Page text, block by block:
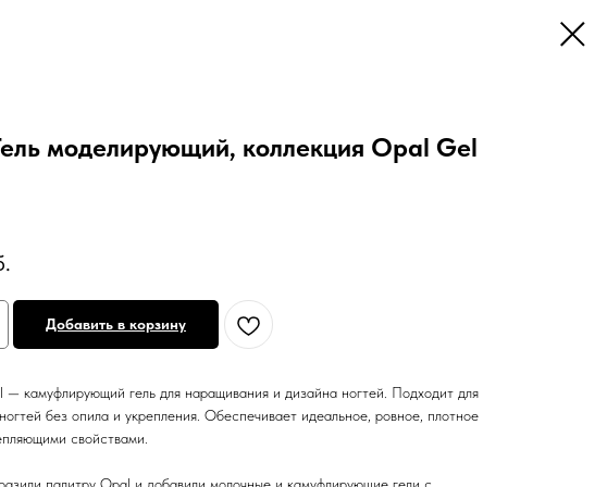
моделирующий, коллекция Opal Gel
Добавить в корзину
камуфлирующий гель для наращивания и дизайна ногтей. Подходит для
без опила и укрепления. Обеспечивает идеальное, ровное, плотное
свойствами.